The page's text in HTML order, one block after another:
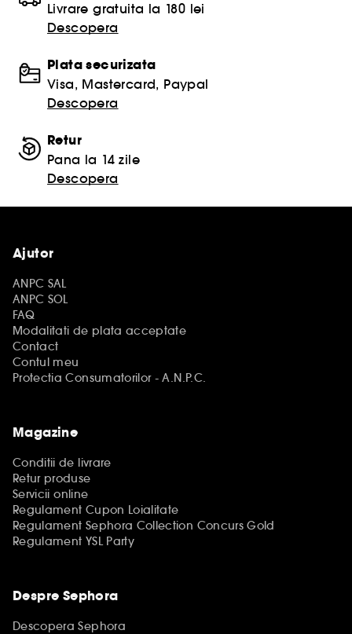
Livrare gratuita la 180 lei
Descopera
Plata securizata
Visa, Mastercard, Paypal
Descopera
Retur
Pana la 14 zile
Descopera
Ajutor
ANPC SAL
ANPC SOL
FAQ
Modalitati de plata acceptate
Contact
Contul meu
Protectia Consumatorilor - A.N.P.C.
Magazine
Conditii de livrare
Retur produse
Servicii online
Regulament Cupon Loialitate
Regulament Sephora Collection Concurs Gold
Regulament YSL Party
Despre Sephora
Descopera Sephora